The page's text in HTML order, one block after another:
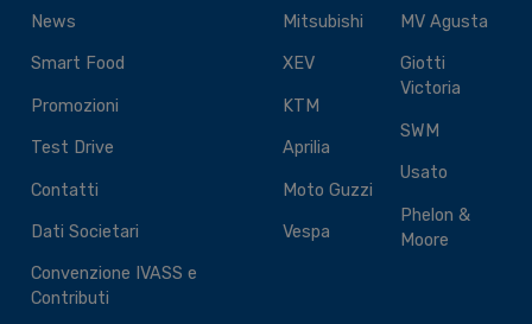
News
Smart Food
Promozioni
Test Drive
Contatti
Dati Societari
Convenzione IVASS e
Contributi
Mitsubishi
XEV
KTM
Aprilia
Moto Guzzi
Vespa
MV Agusta
Giotti
Victoria
SWM
Usato
Phelon &
Moore